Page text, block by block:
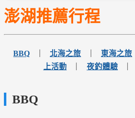
澎湖推薦行程
BBQ 北海之旅 東海之旅
上活動
夜釣體驗
BBQ